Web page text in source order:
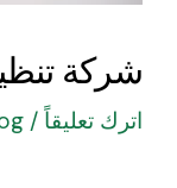
شركة
اترك تعليقاً /